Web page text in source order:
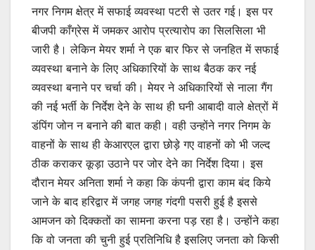
नगर निगम क्षेत्र में सफाई व्यवस्था पटरी से उतर गई। इस पर
बीजपी काँग्रेस में जमकर आरोप प्रत्यारोप का सिलसिला भी
जारी है। लेकिन मेयर शर्मा ने एक बार फिर से जनहित में सफाई
व्यवस्था बनाने के लिए अधिकारियों के साथ बैठक कर नई
व्यवस्था बनाने पर चर्चा की। मेयर ने अधिकारियों से नाला गैंग
की नई भर्ती के निर्देश देने के साथ ही घनी आबादी वाले क्षेत्रों में
डंपिंग जोन न बनाने की बात कही। वही उन्होंने नगर निगम के
वाहनों के साथ ही केआरएल द्वारा छोड़े गए वाहनों को भी जल्द
ठीक कराकर कूड़ा उठाने पर जोर देने का निर्देश दिया। इस
दौरान मेयर अनिता शर्मा ने कहा कि कंपनी द्वारा काम बंद किये
जाने के बाद हरिद्वार में जगह जगह गंदगी पसरी हुई है इससे
आमजन को दिक्कतों का सामना करना पड़ रहा है। उन्होंने कहा
कि वो जनता की चुनी हुई प्रतिनिधि है इसलिए जनता को किसी